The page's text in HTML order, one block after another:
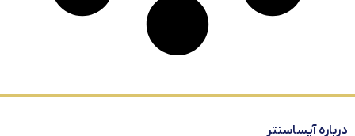
درباره آیساسنتر